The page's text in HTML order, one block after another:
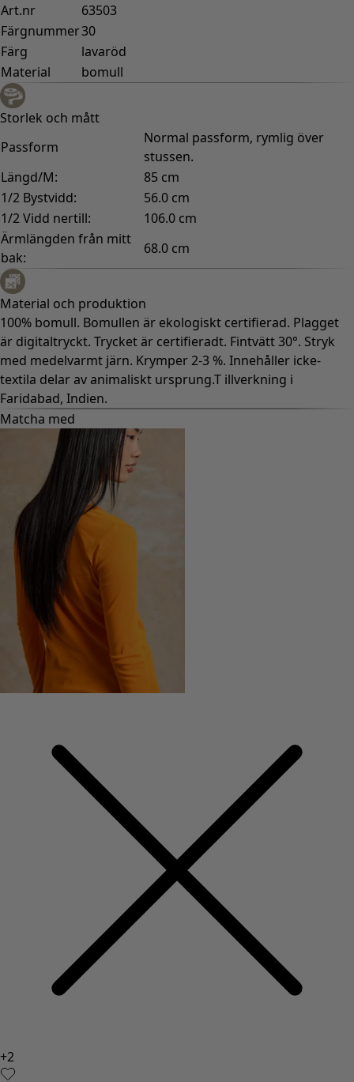
Art.nr
63503
Färgnummer30
Färg
lavaröd
Material
bomull
Storlek och mått
Passform
Normal passform, rymlig över
stussen.
Längd/M:
85 cm
1/2 Bystvidd:
56.0 cm
1/2 Vidd nertill:
106.0 cm
Ärmlängden från mitt
bak:
68.0 cm
Material och produktion
100% bomull. Bomullen är ekologiskt certifierad. Plagget
är digitaltryckt. Trycket är certifieradt. Fintvätt 30°. Stryk
med medelvarmt järn. Krymper 2-3 %. Innehåller icke-
textila delar av animaliskt ursprung.T illverkning i
Faridabad, Indien.
Matcha med
+2